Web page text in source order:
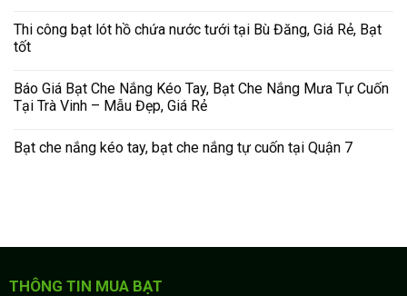
Thi công bạt lót hồ chứa nước tưới tại Bù Đăng, Giá Rẻ, Bạt
tốt
Báo Giá Bạt Che Nắng Kéo Tay, Bạt Che Nắng Mưa Tự Cuốn
Tại Trà Vinh – Mẫu Đẹp, Giá Rẻ
Bạt che nắng kéo tay, bạt che nắng tự cuốn tại Quận 7
THÔNG TIN MUA BẠT